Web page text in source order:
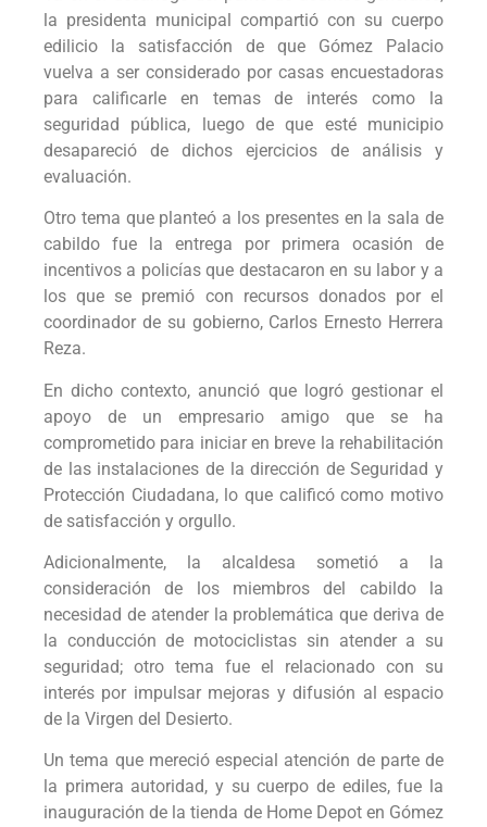
la presidenta municipal compartió con su cuerpo
edilicio la satisfacción de que Gómez Palacio
vuelva a ser considerado por casas encuestadoras
para calificarle en temas de interés como la
seguridad pública, luego de que esté municipio
desapareció de dichos ejercicios de análisis y
evaluación.
Otro tema que planteó a los presentes en la sala de
cabildo fue la entrega por primera ocasión de
incentivos a policías que destacaron en su labor y a
los que se premió con recursos donados por el
coordinador de su gobierno, Carlos Ernesto Herrera
Reza.
En dicho contexto, anunció que logró gestionar el
apoyo de un empresario amigo que se ha
comprometido para iniciar en breve la rehabilitación
de las instalaciones de la dirección de Seguridad y
Protección Ciudadana, lo que calificó como motivo
de satisfacción y orgullo.
Adicionalmente, la alcaldesa sometió a la
consideración de los miembros del cabildo la
necesidad de atender la problemática que deriva de
la conducción de motociclistas sin atender a su
seguridad; otro tema fue el relacionado con su
interés por impulsar mejoras y difusión al espacio
de la Virgen del Desierto.
Un tema que mereció especial atención de parte de
la primera autoridad, y su cuerpo de ediles, fue la
inauguración de la tienda de Home Depot en Gómez